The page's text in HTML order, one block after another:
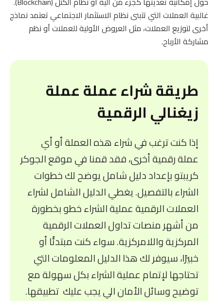
غالبية العملات التي تتبنى نظام الاستثمار الاجتماعي تعتمد نماذج
أخرى لتوزيع العملات، مثل العروض الأولية للعملات أو نظم
مشاركة الأرباح.
طريقة شراء عملة عملة
زيغنالي الرقمية
إذا كنت ترغب في شراء هذه العملة أو أي
عملة رقمية أخرى، فقد قمنا في موقع الجوكر
كريبتو بإعداد دليل شامل يوضح لك خطوات
الشراء بالتفصيل. يغطي الدليل الشامل لشراء
العملات الرقمية عملية الشراء خطو بخطورة
من أشهر منصات تداول العملات الرقمية
المركزية واللامركزية. سواء كنت مبتدئًا أو
خبيرًا، سيوفر لك هذا الدليل المعلومات التي
تحتاجها لإتمام عملية الشراء بكل سهولة مع
توضيح وسائل الأمان الي يجب عليك تطبيقها.